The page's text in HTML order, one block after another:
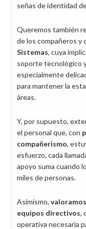
señas de identidad
Queremos también
de los compañeros y
Sistemas, cuya
soporte tecnológico
especialmente
para mantener la
áreas.
Y, por supuesto,
el personal que, con
compañerismo,
esfuerzo, cada
apoyo suma cuando
miles de personas.
Asimismo,
equipos directivos,
operativa necesaria